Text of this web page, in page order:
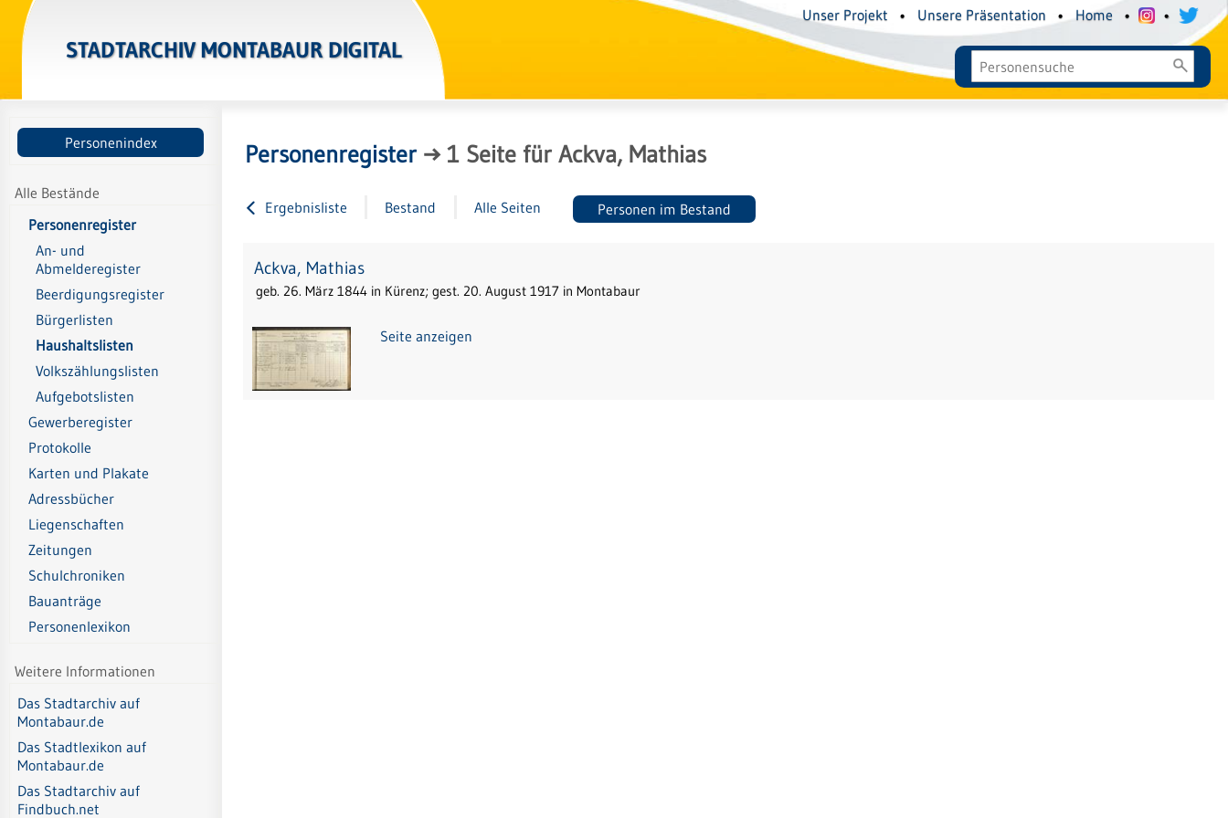
STADTARCHIV MONTABAUR DIGITAL
Unser Projekt • Unsere Präsentation • Home • •
Personenindex
Alle Bestände
Personenregister
An- und
Abmelderegister
Beerdigungsregister
Bürgerlisten
Haushaltslisten
Volkszählungslisten
Aufgebotslisten
Gewerberegister
Protokolle
Karten und Plakate
Adressbücher
Liegenschaften
Zeitungen
Schulchroniken
Bauanträge
Personenlexikon
Weitere Informationen
Das Stadtarchiv auf
Montabaur.de
Das Stadtlexikon auf
Montabaur.de
Das Stadtarchiv auf
Findbuch.net
Personenregister→1 Seite für Ackva, Mathias
Ergebnisliste Bestand Alle Seiten Personen im Bestand
Ackva, Mathias
geb. 26. März 1844 in Kürenz; gest. 20. August 1917 in Montabaur
Seite anzeigen